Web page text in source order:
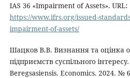
IAS 36 «Impairment of Assets». URL:
https://www.ifrs.org/issued-
impairment-of-assets/
Шацков В.В. Визнання та оцінка
підприємств суспільного
Beregsasiensis. Economics. 2024. №